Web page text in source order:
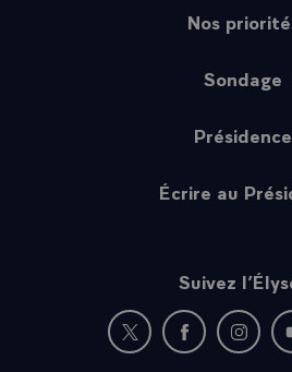
Nos
Sondage
Présidence
Écrire au
Suivez
Nouvelle fenêtre :
Nouvelle